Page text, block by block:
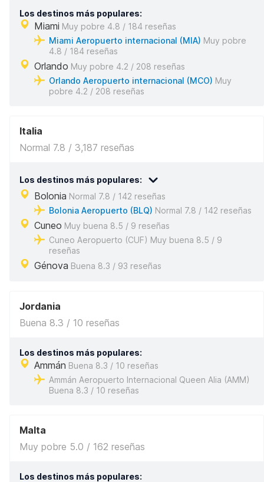
Los destinos más populares:
Miami Muy pobre 4.8 / 184 reseñas
Miami Aeropuerto internacional (MIA) Muy pobre
4.8 / 184 reseñas
Orlando Muy pobre 4.2 / 208 reseñas
Orlando Aeropuerto internacional (MCO) Muy
pobre 4.2 / 208 reseñas
Italia
Normal 7.8 / 3,187 reseñas
Los destinos más populares:
Bolonia Normal 7.8 / 142 reseñas
Bolonia Aeropuerto (BLQ) Normal 7.8 / 142 reseñas
Cuneo Muy buena 8.5 / 9 reseñas
Cuneo Aeropuerto (CUF) Muy buena 8.5 / 9
reseñas
Génova Buena 8.3 / 93 reseñas
Jordania
Buena 8.3 / 10 reseñas
Los destinos más populares:
Ammán Buena 8.3 / 10 reseñas
Ammán Aeropuerto Internacional Queen Alia (AMM)
Buena 8.3 / 10 reseñas
Malta
Muy pobre 5.0 / 162 reseñas
Los destinos más populares: